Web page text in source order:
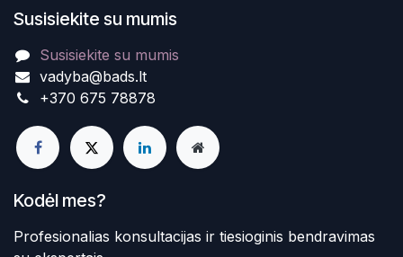
Susisiekite su mumis
Susisiekite su mumis
vadyba@bads.lt
+370 675 78878
Kodėl mes?
Profesionalias konsultacijas ir tiesioginis bendravimas